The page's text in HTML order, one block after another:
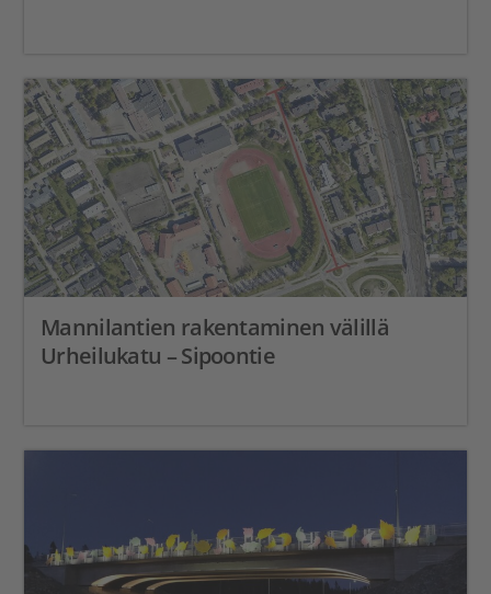
Mannilantien rakentaminen välillä
Urheilukatu – Sipoontie